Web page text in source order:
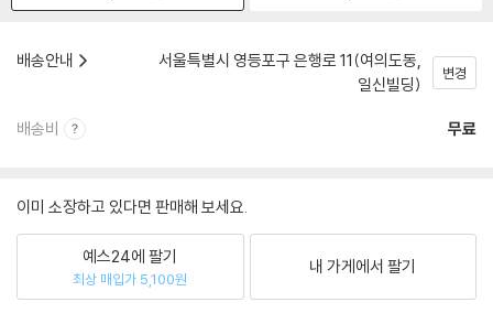
배송안내
서울특별시 영등포구 은행로 11(여의도동,
일신빌딩)
변경
배송비 무료
이미 소장하고 있다면 판매해 보세요.
예스24에 팔기
최상 매입가 5,100원
내 가게에서 팔기